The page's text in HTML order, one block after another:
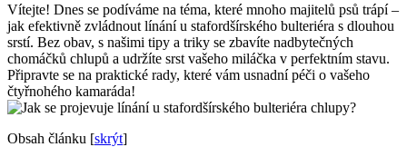
Vítejte! Dnes se podíváme na téma, které mnoho majitelů psů trápí –
jak efektivně zvládnout línání u stafordšírského bulteriéra s dlouhou
srstí. Bez obav, s našimi tipy a triky se zbavíte nadbytečných
chomáčků chlupů a udržíte srst vašeho miláčka v perfektním stavu.
Připravte se na praktické rady, které vám usnadní péči o vašeho
čtyřnohého kamaráda!
Obsah článku [skrýt]